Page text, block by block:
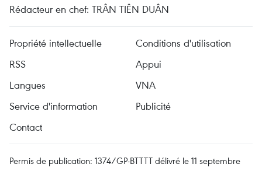
Rédacteur en chef: TRÂN TIÊN DUÂN
Propriété intellectuelle
Conditions d'utilisation
RSS
Appui
Langues
VNA
Service d'information
Publicité
Contact
Permis de publication: 1374/GP-BTTTT délivré le 11 septembre